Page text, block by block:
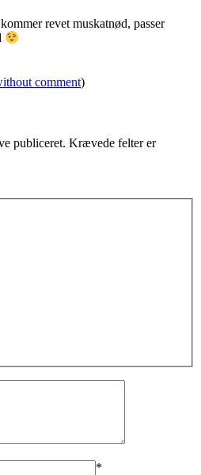
revet muskatnød, passer
comment)
publiceret. Krævede felter er
*